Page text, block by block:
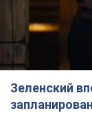
Зеленский